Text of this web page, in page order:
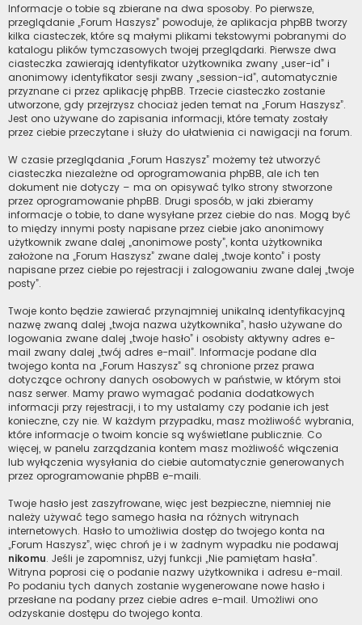
Informacje o tobie są zbierane na dwa sposoby. Po pierwsze,
przeglądanie „Forum Haszysz” powoduje, że aplikacja phpBB tworzy
kilka ciasteczek, które są małymi plikami tekstowymi pobranymi do
katalogu plików tymczasowych twojej przeglądarki. Pierwsze dwa
ciasteczka zawierają identyfikator użytkownika zwany „user-id” i
anonimowy identyfikator sesji zwany „session-id”, automatycznie
przyznane ci przez aplikację phpBB. Trzecie ciasteczko zostanie
utworzone, gdy przejrzysz chociaż jeden temat na „Forum Haszysz”.
Jest ono używane do zapisania informacji, które tematy zostały
przez ciebie przeczytane i służy do ułatwienia ci nawigacji na forum.
W czasie przeglądania „Forum Haszysz” możemy też utworzyć
ciasteczka niezależne od oprogramowania phpBB, ale ich ten
dokument nie dotyczy – ma on opisywać tylko strony stworzone
przez oprogramowanie phpBB. Drugi sposób, w jaki zbieramy
informacje o tobie, to dane wysyłane przez ciebie do nas. Mogą być
to między innymi posty napisane przez ciebie jako anonimowy
użytkownik zwane dalej „anonimowe posty”, konta użytkownika
założone na „Forum Haszysz” zwane dalej „twoje konto” i posty
napisane przez ciebie po rejestracji i zalogowaniu zwane dalej „twoje
posty”.
Twoje konto będzie zawierać przynajmniej unikalną identyfikacyjną
nazwę zwaną dalej „twoja nazwa użytkownika”, hasło używane do
logowania zwane dalej „twoje hasło” i osobisty aktywny adres e-
mail zwany dalej „twój adres e-mail”. Informacje podane dla
twojego konta na „Forum Haszysz” są chronione przez prawa
dotyczące ochrony danych osobowych w państwie, w którym stoi
nasz serwer. Mamy prawo wymagać podania dodatkowych
informacji przy rejestracji, i to my ustalamy czy podanie ich jest
konieczne, czy nie. W każdym przypadku, masz możliwość wybrania,
które informacje o twoim koncie są wyświetlane publicznie. Co
więcej, w panelu zarządzania kontem masz możliwość włączenia
lub wyłączenia wysyłania do ciebie automatycznie generowanych
przez oprogramowanie phpBB e-maili.
Twoje hasło jest zaszyfrowane, więc jest bezpieczne, niemniej nie
należy używać tego samego hasła na różnych witrynach
internetowych. Hasło to umożliwia dostęp do twojego konta na
„Forum Haszysz”, więc chroń je i w żadnym wypadku nie podawaj
nikomu. Jeśli je zapomnisz, użyj funkcji „Nie pamiętam hasła”.
Witryna poprosi cię o podanie nazwy użytkownika i adresu e-mail.
Po podaniu tych danych zostanie wygenerowane nowe hasło i
przesłane na podany przez ciebie adres e-mail. Umożliwi ono
odzyskanie dostępu do twojego konta.